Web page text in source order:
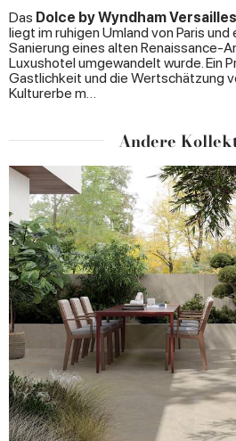
Das Dolce by Wyndham
liegt im ruhigen Umland von Paris
Sanierung eines alten Renaissance-
Luxushotel umgewandelt wurde. Ein
Gastlichkeit und die Wertschätzung
Kulturerbe m…
Andere